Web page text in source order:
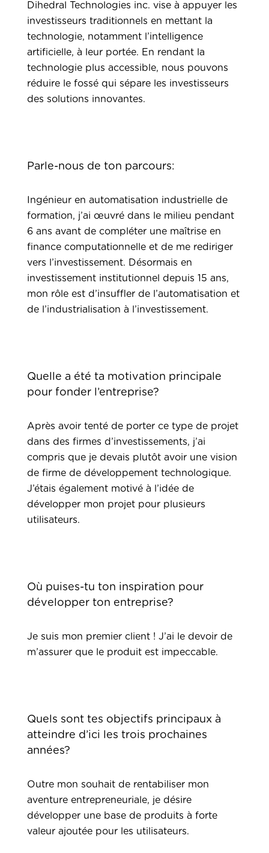
Dihedral Technologies inc. vise à appuyer les
investisseurs traditionnels en mettant la
technologie, notamment l’intelligence
artificielle, à leur portée. En rendant la
technologie plus accessible, nous pouvons
réduire le fossé qui sépare les investisseurs
des solutions innovantes.
Parle-nous de ton parcours:
Ingénieur en automatisation industrielle de
formation, j’ai œuvré dans le milieu pendant
6 ans avant de compléter une maîtrise en
finance computationnelle et de me rediriger
vers l’investissement. Désormais en
investissement institutionnel depuis 15 ans,
mon rôle est d’insuffler de l’automatisation et
de l’industrialisation à l’investissement.
Quelle a été ta motivation principale
pour fonder l’entreprise?
Après avoir tenté de porter ce type de projet
dans des firmes d’investissements, j’ai
compris que je devais plutôt avoir une vision
de firme de développement technologique.
J’étais également motivé à l’idée de
développer mon projet pour plusieurs
utilisateurs.
Où puises-tu ton inspiration pour
développer ton entreprise?
Je suis mon premier client ! J’ai le devoir de
m’assurer que le produit est impeccable.
Quels sont tes objectifs principaux à
atteindre d’ici les trois prochaines
années?
Outre mon souhait de rentabiliser mon
aventure entrepreneuriale, je désire
développer une base de produits à forte
valeur ajoutée pour les utilisateurs.